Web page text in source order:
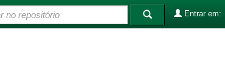
Entrar em: